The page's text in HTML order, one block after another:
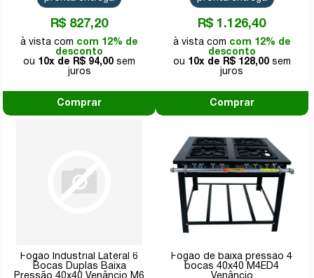
R$ 827,20
com 12% de
desconto
10x de
R$ 94,00
Comprar
R$ 1.126,40
com 12% de
desconto
10x de
R$ 128,00
Comprar
Fogão Industrial Lateral 6
Bocas Duplas Baixa
Fogão de baixa pressão 4
bocas 40x40 M4ED4